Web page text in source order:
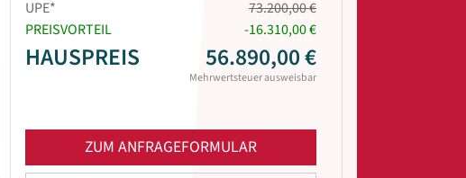
UPE*
73.200,00 €
PREISVORTEIL
-16.310,00 €
HAUSPREIS 56.890,00 €
Mehrwertsteuer ausweisbar
ZUM ANFRAGEFORMULAR